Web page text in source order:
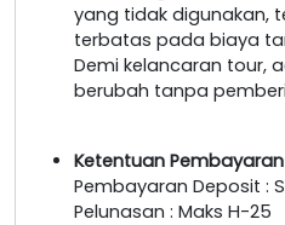
yang tidak digunakan,
terbatas pada biaya
Demi kelancaran tour,
berubah tanpa
Ketentuan Pembayaran
Pembayaran Deposit :
Pelunasan : Maks H-25